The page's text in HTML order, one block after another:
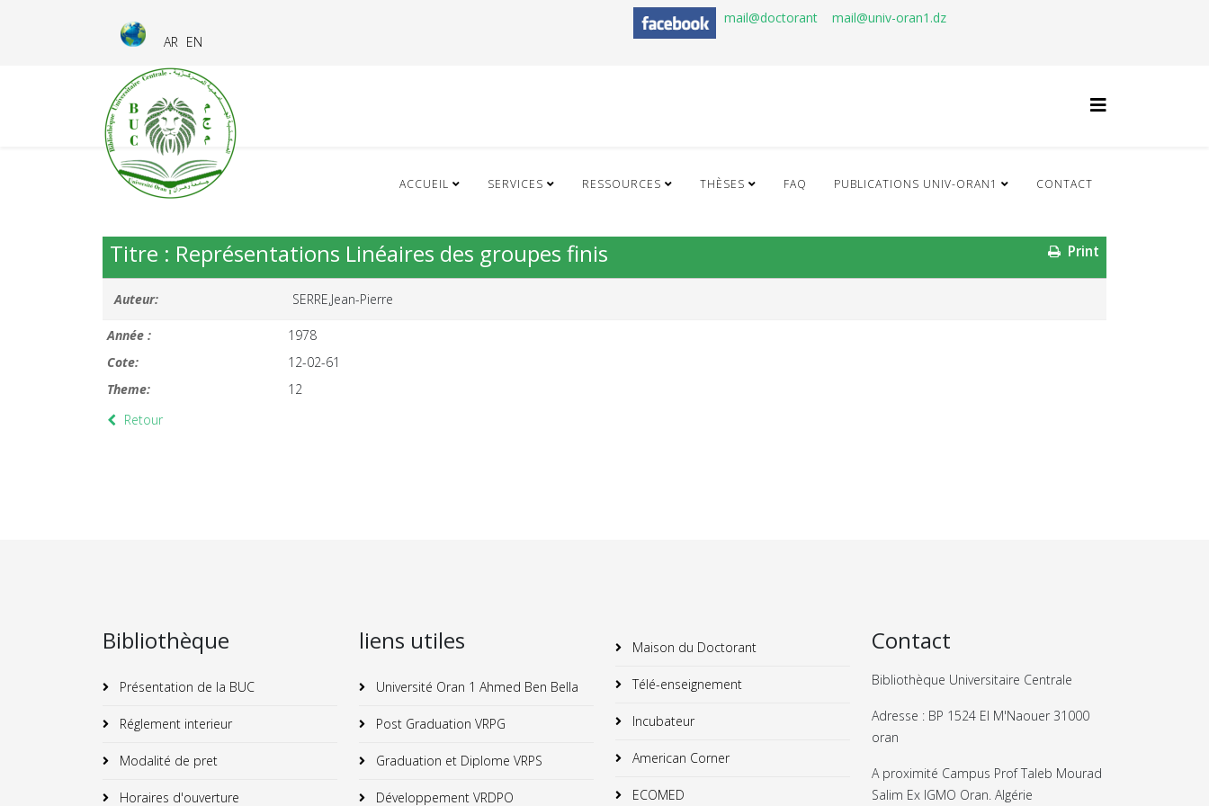
AR EN
mail@doctorant mail@univ-oran1.dz
ACCUEIL SERVICES RESSOURCES THÈSES FAQ PUBLICATIONS UNIV-ORAN1 CONTACT
Print
Titre : Représentations Linéaires des groupes finis
Auteur: SERRE,Jean-Pierre
Année :
1978
Cote:
12-02-61
Theme:
12
Retour
Bibliothèque
Présentation de la BUC
Réglement interieur
Modalité de pret
Horaires d'ouverture
liens utiles
Université Oran 1 Ahmed Ben Bella
Post Graduation VRPG
Graduation et Diplome VRPS
Développement VRDPO
Maison du Doctorant
Télé-enseignement
Incubateur
American Corner
ECOMED
Contact
Bibliothèque Universitaire Centrale
Adresse : BP 1524 El M'Naouer 31000
oran
A proximité Campus Prof Taleb Mourad
Salim Ex IGMO Oran. Algérie